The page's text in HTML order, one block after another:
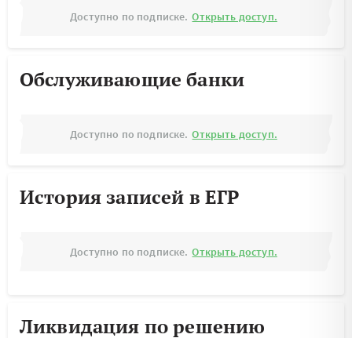
Доступно по подписке. Открыть доступ.
Обслуживающие банки
Доступно по подписке. Открыть доступ.
История записей в ЕГР
Доступно по подписке. Открыть доступ.
Ликвидация по решению